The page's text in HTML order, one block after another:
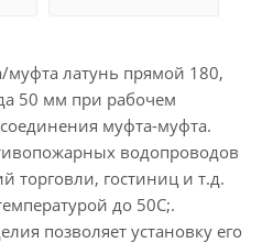
латунь прямой 180,
50 мм при рабочем
муфта-муфта.
водопроводов
торговли, гостиниц и т.д.
до 50С;.
позволяет установку его